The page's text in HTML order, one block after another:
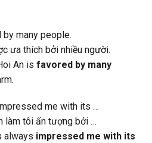
by many people.
ưa thích bởi nhiều người.
An is favored by many
me with its …
làm tôi ấn tượng bởi …
always impressed me with its